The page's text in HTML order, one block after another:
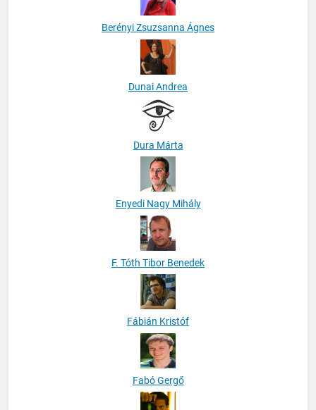
Berényi Zsuzsanna Ágnes
Dunai Andrea
Dura Márta
Enyedi Nagy Mihály
F. Tóth Tibor Benedek
Fábián Kristóf
Fabó Gergő